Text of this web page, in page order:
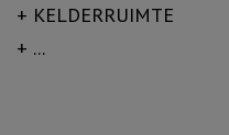
+ KELDERRUIMTE
+ ...